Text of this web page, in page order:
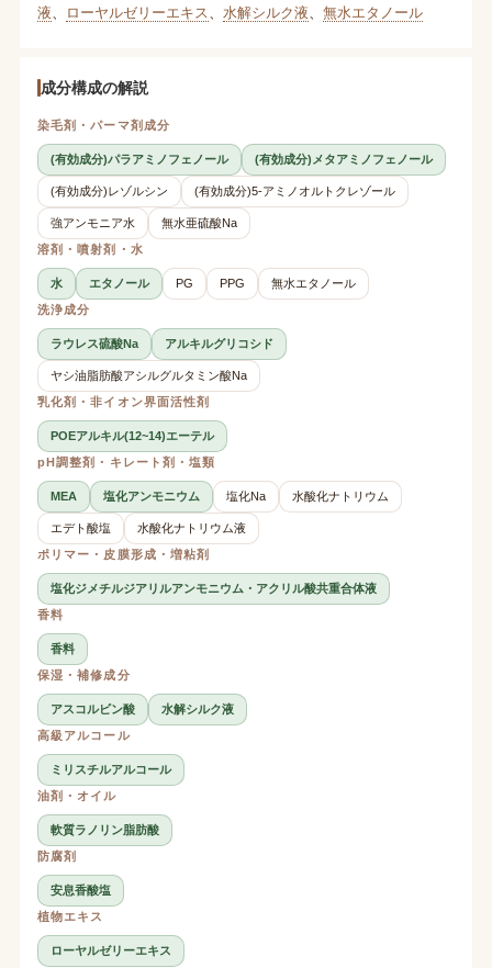
液
ローヤルゼリーエキス 水解シルク液 無水エタノール
成分構成の解説
染毛剤・パーマ剤成分
(有効成分)パラアミノフェノール (有効成分)メタアミノフェノール
(有効成分)レゾルシン (有効成分)5-アミノオルトクレゾール
強アンモニア水
無水亜硫酸Na
溶剤・噴射剤・水
水 エタノール PG PPG
無水エタノール
洗浄成分
ラウレス硫酸Na アルキルグリコシド
ヤシ油脂肪酸アシルグルタミン酸Na
乳化剤・非イオン界面活性剤
POEアルキル(12~14)エーテル
pH調整剤・キレート剤・塩類
MEA 塩化アンモニウム 塩化Na 水酸化ナトリウム
エデト酸塩
水酸化ナトリウム液
ポリマー・皮膜形成・増粘剤
塩化ジメチルジアリルアンモニウム・アクリル酸共重合体液
香料
香料
保湿・補修成分
アスコルビン酸
水解シルク液
高級アルコール
ミリスチルアルコール
油剤・オイル
軟質ラノリン脂肪酸
防腐剤
安息香酸塩
植物エキス
ローヤルゼリーエキス